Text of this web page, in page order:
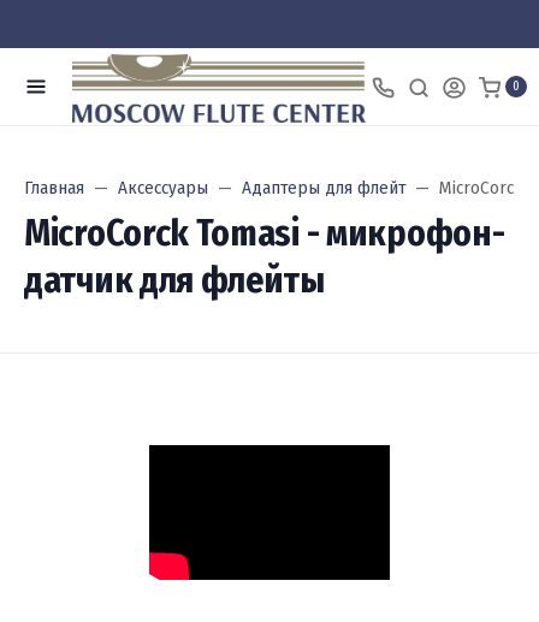
0
Главная Аксессуары Адаптеры для флейт MicroCorck
MicroCorck Tomasi - микрофон-
датчик для флейты